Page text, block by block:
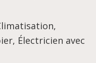
Électricien avec